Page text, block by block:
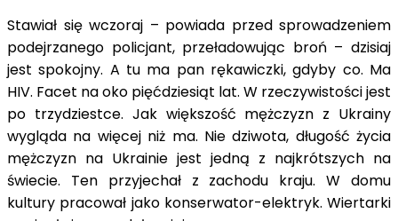
Stawiał się wczoraj – powiada przed sprowadzeniem
podejrzanego policjant, przeładowując broń – dzisiaj
jest spokojny. A tu ma pan rękawiczki, gdyby co. Ma
HIV. Facet na oko pięćdziesiąt lat. W rzeczywistości jest
po trzydziestce. Jak większość mężczyzn z Ukrainy
wygląda na więcej niż ma. Nie dziwota, długość życia
mężczyzn na Ukrainie jest jedną z najkrótszych na
świecie. Ten przyjechał z zachodu kraju. W domu
kultury pracował jako konserwator-elektryk. Wiertarki